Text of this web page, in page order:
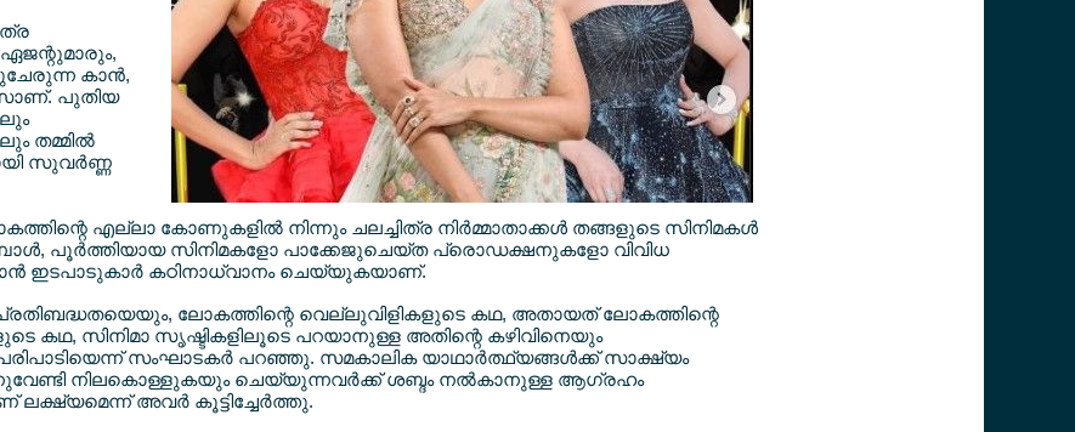
ഏജന്റുമാരും,
കാന്‍,
പുതിയ
തമ്മില്‍
സുവര്‍ണ്ണ
എല്ലാ കോണുകളില്‍ നിന്നും ചലച്ചിത്ര നിര്‍മ്മാതാക്കള്‍ തങ്ങളുടെ സിനിമകള്‍
പൂര്‍ത്തിയായ സിനിമകളോ പാക്കേജുചെയ്ത പ്രൊഡക്ഷനുകളോ വിവിധ
ഇടപാടുകാര്‍ കഠിനാധ്വാനം ചെയ്യുകയാണ്.
ലോകത്തിന്റെ വെല്ലുവിളികളുടെ കഥ, അതായത് ലോകത്തിന്റെ
കഥ, സിനിമാ സൃഷ്ടികളിലൂടെ പറയാനുള്ള അതിന്റെ കഴിവിനെയും
സംഘാടകര്‍ പറഞ്ഞു. സമകാലിക യാഥാര്‍ത്ഥ്യങ്ങള്‍ക്ക് സാക്ഷ്യം
നിലകൊള്ളുകയും ചെയ്യുന്നവര്‍ക്ക് ശബ്ദം നല്‍കാനുള്ള ആഗ്രഹം
ലക്ഷ്യമെന്ന് അവര്‍ കൂട്ടിച്ചേര്‍ത്തു.